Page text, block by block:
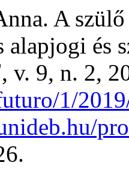
A
alapjogi
, v. 9, n. 2,
1/